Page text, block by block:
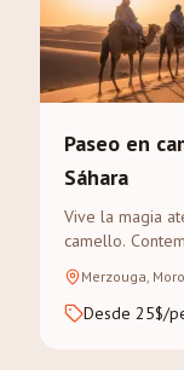
Paseo en
Sáhara
Vive la magia
camello.
doradas del
Merzouga,
Desde 25$/